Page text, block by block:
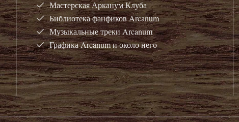
Мастерская Арканум Клуба
Библиотека фанфиков Arcanum
Музыкальные треки Arcanum
Графика Arcanum и около него